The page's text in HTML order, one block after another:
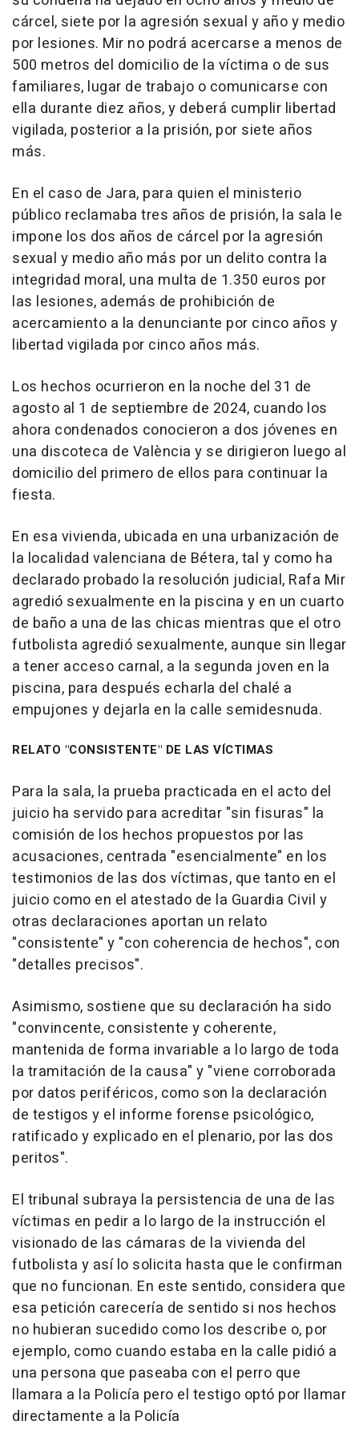
cárcel, siete por la agresión sexual y año y medio
por lesiones. Mir no podrá acercarse a menos de
500 metros del domicilio de la víctima o de sus
familiares, lugar de trabajo o comunicarse con
ella durante diez años, y deberá cumplir libertad
vigilada, posterior a la prisión, por siete años
más.
En el caso de Jara, para quien el ministerio
público reclamaba tres años de prisión, la sala le
impone los dos años de cárcel por la agresión
sexual y medio año más por un delito contra la
integridad moral, una multa de 1.350 euros por
las lesiones, además de prohibición de
acercamiento a la denunciante por cinco años y
libertad vigilada por cinco años más.
Los hechos ocurrieron en la noche del 31 de
agosto al 1 de septiembre de 2024, cuando los
ahora condenados conocieron a dos jóvenes en
una discoteca de València y se dirigieron luego al
domicilio del primero de ellos para continuar la
fiesta.
En esa vivienda, ubicada en una urbanización de
la localidad valenciana de Bétera, tal y como ha
declarado probado la resolución judicial, Rafa Mir
agredió sexualmente en la piscina y en un cuarto
de baño a una de las chicas mientras que el otro
futbolista agredió sexualmente, aunque sin llegar
a tener acceso carnal, a la segunda joven en la
piscina, para después echarla del chalé a
empujones y dejarla en la calle semidesnuda.
RELATO "CONSISTENTE" DE LAS VÍCTIMAS
Para la sala, la prueba practicada en el acto del
juicio ha servido para acreditar "sin fisuras" la
comisión de los hechos propuestos por las
acusaciones, centrada "esencialmente" en los
testimonios de las dos víctimas, que tanto en el
juicio como en el atestado de la Guardia Civil y
otras declaraciones aportan un relato
"consistente" y "con coherencia de hechos", con
"detalles precisos".
Asimismo, sostiene que su declaración ha sido
"convincente, consistente y coherente,
mantenida de forma invariable a lo largo de toda
la tramitación de la causa" y "viene corroborada
por datos periféricos, como son la declaración
de testigos y el informe forense psicológico,
ratificado y explicado en el plenario, por las dos
peritos".
El tribunal subraya la persistencia de una de las
víctimas en pedir a lo largo de la instrucción el
visionado de las cámaras de la vivienda del
futbolista y así lo solicita hasta que le confirman
que no funcionan. En este sentido, considera que
esa petición carecería de sentido si nos hechos
no hubieran sucedido como los describe o, por
ejemplo, como cuando estaba en la calle pidió a
una persona que paseaba con el perro que
llamara a la Policía pero el testigo optó por llamar
directamente a la Policía